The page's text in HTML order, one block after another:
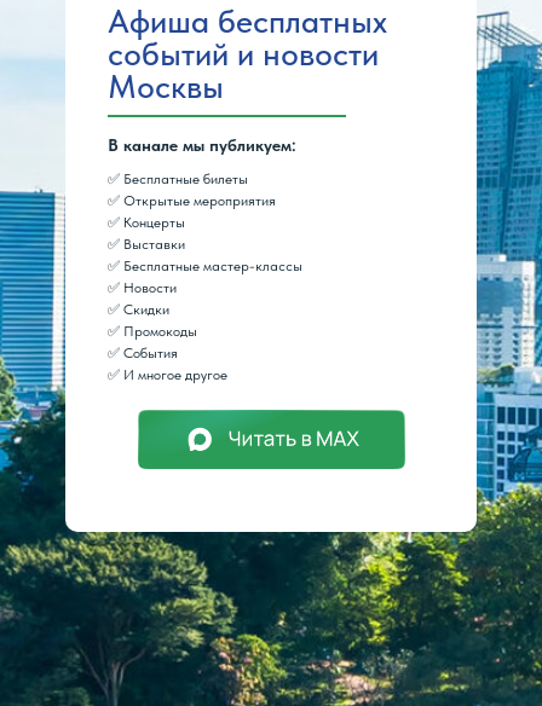
Афиша бесплатных
событий и новости
Москвы
В канале мы публикуем:
✅ Бесплатные билеты
✅ Открытые мероприятия
✅ Концерты
✅ Выставки
✅ Бесплатные мастер-классы
✅ Новости
✅ Скидки
✅ Промокоды
✅ События
✅ И многое другое